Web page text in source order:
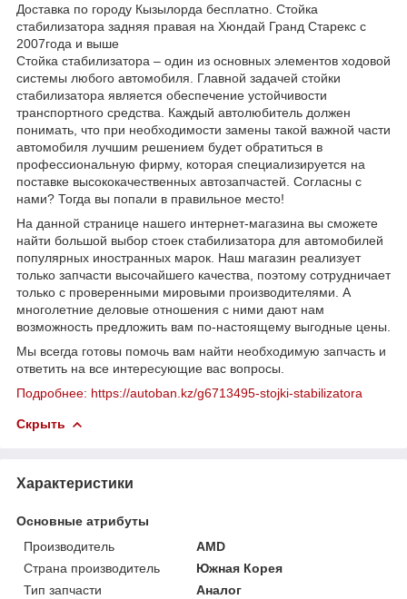
Доставка по городу Кызылорда бесплатно. Стойка
стабилизатора задняя правая на Хюндай Гранд Старекс с
2007года и выше
Стойка стабилизатора – один из основных элементов ходовой
системы любого автомобиля. Главной задачей стойки
стабилизатора является обеспечение устойчивости
транспортного средства. Каждый автолюбитель должен
понимать, что при необходимости замены такой важной части
автомобиля лучшим решением будет обратиться в
профессиональную фирму, которая специализируется на
поставке высококачественных автозапчастей. Согласны с
нами? Тогда вы попали в правильное место!
На данной странице нашего интернет-магазина вы сможете
найти большой выбор стоек стабилизатора для автомобилей
популярных иностранных марок. Наш магазин реализует
только запчасти высочайшего качества, поэтому сотрудничает
только с проверенными мировыми производителями. А
многолетние деловые отношения с ними дают нам
возможность предложить вам по-настоящему выгодные цены.
Мы всегда готовы помочь вам найти необходимую запчасть и
ответить на все интересующие вас вопросы.
Подробнее: https://autoban.kz/g6713495-stojki-stabilizatora
Скрыть
Характеристики
Основные атрибуты
Производитель
AMD
Страна производитель
Южная Корея
Тип запчасти
Аналог